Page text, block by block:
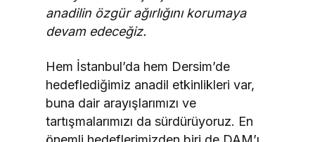
anadilin özgür ağırlığını korumaya
devam edeceğiz.
Hem İstanbul’da hem Dersim’de
hedeflediğimiz anadil etkinlikleri var,
buna dair arayışlarımızı ve
tartışmalarımızı da sürdürüyoruz. En